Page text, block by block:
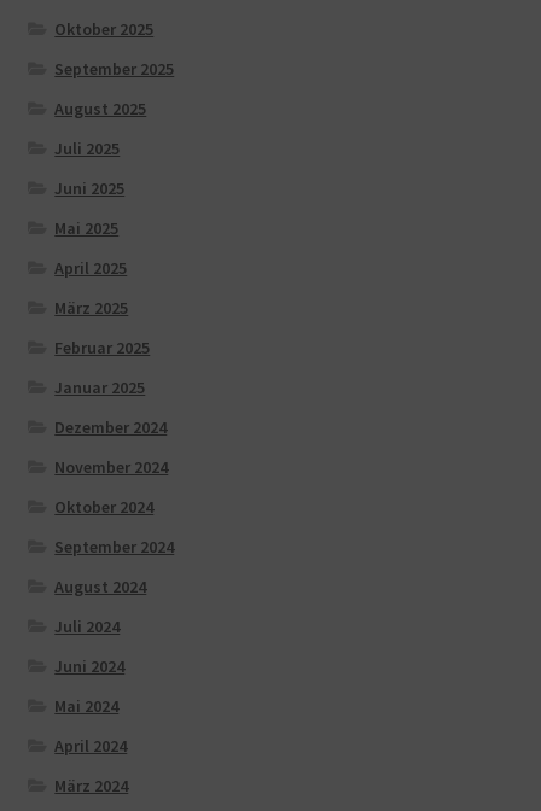
Oktober 2025
September 2025
August 2025
Juli 2025
Juni 2025
Mai 2025
April 2025
März 2025
Februar 2025
Januar 2025
Dezember 2024
November 2024
Oktober 2024
September 2024
August 2024
Juli 2024
Juni 2024
Mai 2024
April 2024
März 2024